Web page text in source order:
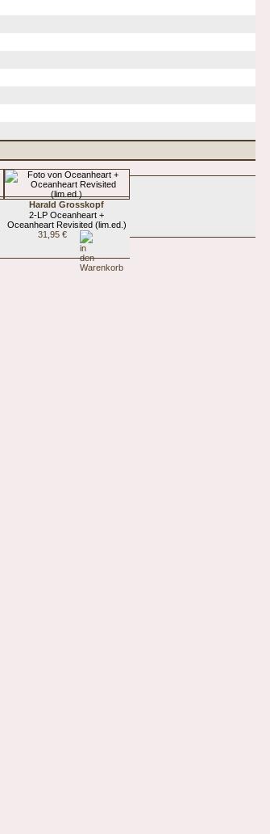
Harald Grosskopf
2-LP Oceanheart +
Oceanheart Revisited (lim.ed.)
31,95 €